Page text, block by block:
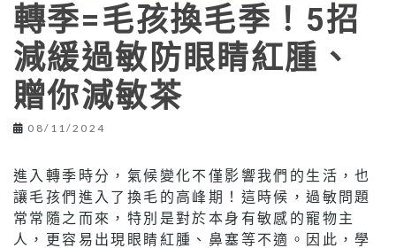
轉季=毛孩換毛季！5招
減緩過敏防眼睛紅腫、
贈你減敏茶
08/11/2024
進入轉季時分，氣候變化不僅影響我們的生活，也
讓毛孩們進入了換毛的高峰期！這時候，過敏問題
常常隨之而來，特別是對於本身有敏感的寵物主
人，更容易出現眼睛紅腫、鼻塞等不適。因此，學